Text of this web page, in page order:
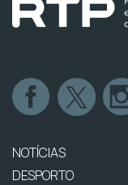
NOTÍCIAS
DESPORTO